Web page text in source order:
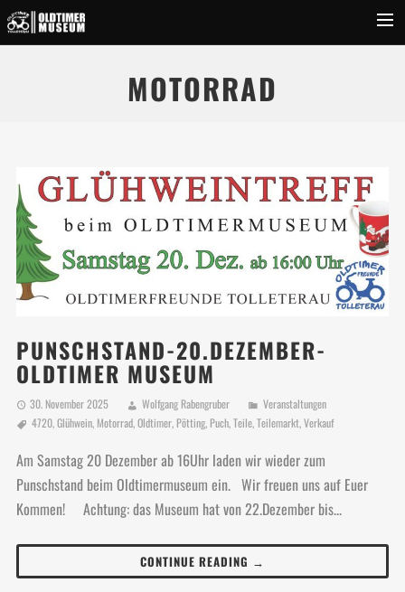
Inserate
Fotos
Videos
Kontakt
MOTORRAD
PUNSCHSTAND-20.DEZEMBER-
OLDTIMER MUSEUM
30. November 2025 Wolfgang Rabengruber
Veranstaltungen
4720,Glühwein, Motorrad,Oldtimer, Pötting, Puch,Teile,Teilemarkt,Verkauf
Am Samstag 20 Dezember ab 16Uhr laden wir wieder zum
Punschstand beim Oldtimermuseum ein. Wir freuen uns auf Euer
Kommen! Achtung: das Museum hat von 22.Dezember bis...
CONTINUE READING →